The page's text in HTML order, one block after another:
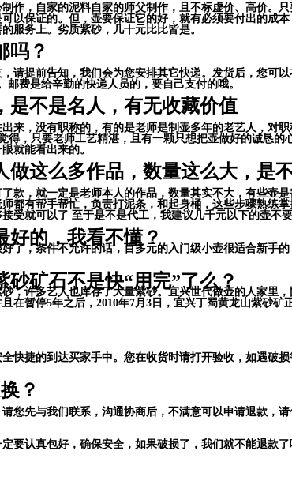
作，自家的泥料自家的师父制作，且不标虚价、高价。
以保证的。但，壶要保证它的好，就有必须要付出的成
服务上。劣质紫砂，几十元比比皆是。
吗？
请提前告知，我们会为您安排其它快递。发货后，您可
邮费是给辛勤的快递人员的，要自己支付的哦。
是不是名人，有无收藏价值
来，没有职称的，有的是老师是制壶多年的老艺人，对
得，只要老师工艺精湛，且有一颗只想把壶做好的诚恳的
就能看出来的。
做这么多作品，数量这么大，是
款，就一定是老师本人的作品，数量其实不大，有些壶
都有帮手帮忙，负责打泥条，和起身桶，这些步骤熟练
受就可以了 至于是不是代工，我建议几千元以下的壶不
好的，我看不懂？
了，条件不允许的话，百多元的入门级小壶很适合新手
砂矿石不是快“用完”了么？
，许多艺人也库存了大量紫砂。宜兴世代做壶的人家里
在暂停5年之后，2010年7月3日，宜兴丁蜀黄龙山紫砂矿
快捷的到达买家手中。您在收货时请打开验收，如遇破
？
您先与我们联系，沟通协商后，不满意可以申请退款，
要认真包好，确保安全，如果破损了，我们就不能退款